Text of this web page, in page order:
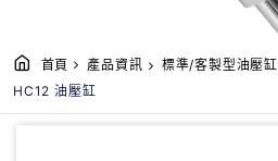
首頁 產品資訊 標準/客製型油壓缸
HC12 油壓缸